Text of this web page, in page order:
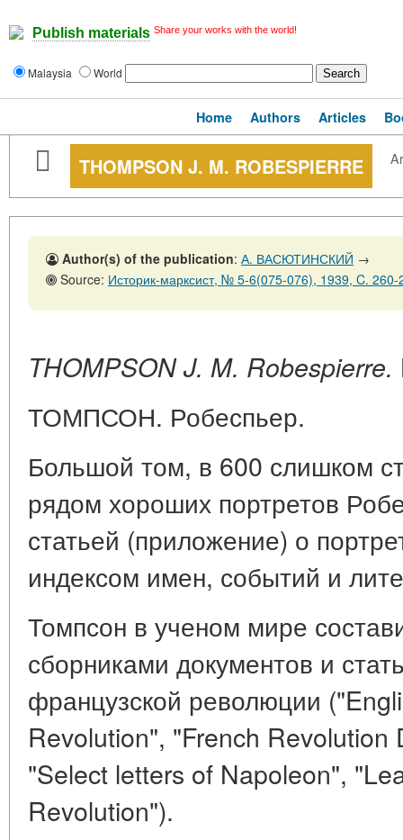
Publish materials Share your works with the world!
Malaysia World
Home Authors Articles
THOMPSON J. M. ROBESPIERRE
Author(s) of the publication: А. ВАСЮТИНСКИЙ →
Source: Историк-марксист, № 5-6(075-076), 1939, C. 260-
THOMPSON J. M. Robespierre.
ТОМПСОН. Робеспьер.
Большой том, в 600 слишком
рядом хороших портретов
статьей (приложение) о
индексом имен, событий и
Томпсон в ученом мире
сборниками документов и
французской революции
Revolution", "French
"Select letters of Napoleon",
Revolution").